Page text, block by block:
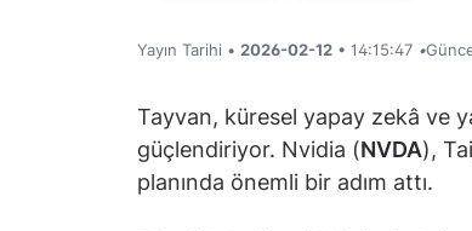
Yayın Tarihi • 2026-02-12 • 14:15:47 •
Tayvan, küresel yapay zekâ ve
güçlendiriyor. Nvidia (NVDA),
planında önemli bir adım attı.